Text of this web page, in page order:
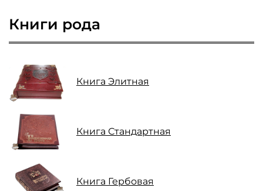
Книги рода
Книга Элитная
Книга Стандартная
Книга Гербовая